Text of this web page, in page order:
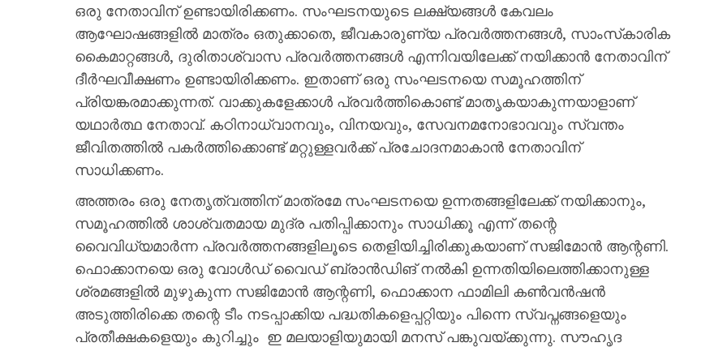
ഒരു നേതാവിന് ഉണ്ടായിരിക്കണം. സംഘടനയുടെ ലക്ഷ്യങ്ങള്‍ കേവലം
ആഘോഷങ്ങളില്‍ മാത്രം ഒതുക്കാതെ, ജീവകാരുണ്യ പ്രവര്‍ത്തനങ്ങള്‍, സാംസ്‌കാരിക
കൈമാറ്റങ്ങള്‍, ദുരിതാശ്വാസ പ്രവര്‍ത്തനങ്ങള്‍ എന്നിവയിലേക്ക് നയിക്കാന്‍ നേതാവിന്
ദീര്‍ഘവീക്ഷണം ഉണ്ടായിരിക്കണം. ഇതാണ് ഒരു സംഘടനയെ സമൂഹത്തിന്
പ്രിയങ്കരമാക്കുന്നത്. വാക്കുകളേക്കാള്‍ പ്രവര്‍ത്തികൊണ്ട് മാതൃകയാകുന്നയാളാണ്
യഥാര്‍ത്ഥ നേതാവ്. കഠിനാധ്വാനവും, വിനയവും, സേവനമനോഭാവവും സ്വന്തം
ജീവിതത്തില്‍ പകര്‍ത്തിക്കൊണ്ട് മറ്റുള്ളവര്‍ക്ക് പ്രചോദനമാകാന്‍ നേതാവിന്
സാധിക്കണം.
അത്തരം ഒരു നേതൃത്വത്തിന് മാത്രമേ സംഘടനയെ ഉന്നതങ്ങളിലേക്ക് നയിക്കാനും,
സമൂഹത്തില്‍ ശാശ്വതമായ മുദ്ര പതിപ്പിക്കാനും സാധിക്കൂ എന്ന് തന്റെ
വൈവിധ്യമാര്‍ന്ന പ്രവര്‍ത്തനങ്ങളിലൂടെ തെളിയിച്ചിരിക്കുകയാണ് സജിമോന്‍ ആന്റണി.
ഫൊക്കാനയെ ഒരു വോള്‍ഡ് വൈഡ് ബ്രാന്‍ഡിങ് നല്‍കി ഉന്നതിയിലെത്തിക്കാനുള്ള
ശ്രമങ്ങളില്‍ മുഴുകുന്ന സജിമോന്‍ ആന്റണി, ഫൊക്കാന ഫാമിലി കണ്‍വന്‍ഷന്‍
അടുത്തിരിക്കെ തന്റെ ടീം നടപ്പാക്കിയ പദ്ധതികളെപ്പറ്റിയും പിന്നെ സ്വപ്നങ്ങളെയും
പ്രതീക്ഷകളെയും കുറിച്ചും ഇ മലയാളിയുമായി മനസ് പങ്കുവയ്ക്കുന്നു. സൗഹൃദ